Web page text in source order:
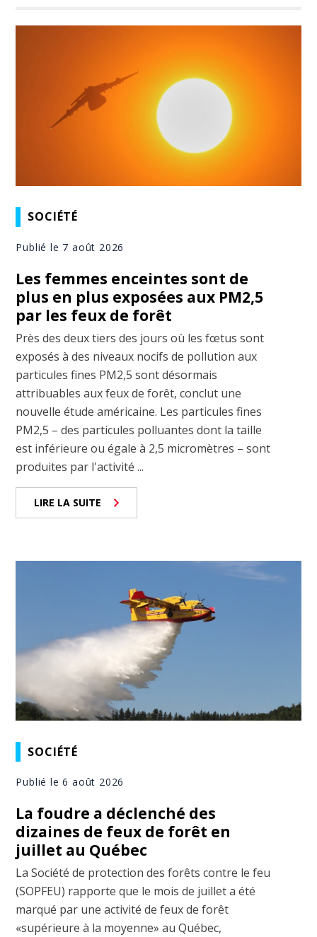
SOCIÉTÉ
Publié le 7 août 2026
Les femmes enceintes sont de
plus en plus exposées aux PM2,5
par les feux de forêt
Près des deux tiers des jours où les fœtus sont
exposés à des niveaux nocifs de pollution aux
particules fines PM2,5 sont désormais
attribuables aux feux de forêt, conclut une
nouvelle étude américaine. Les particules fines
PM2,5 – des particules polluantes dont la taille
est inférieure ou égale à 2,5 micromètres – sont
produites par l'activité ...
LIRE LA SUITE
SOCIÉTÉ
Publié le 6 août 2026
La foudre a déclenché des
dizaines de feux de forêt en
juillet au Québec
La Société de protection des forêts contre le feu
(SOPFEU) rapporte que le mois de juillet a été
marqué par une activité de feux de forêt
«supérieure à la moyenne» au Québec,